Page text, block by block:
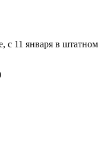
с 11 января в штатном